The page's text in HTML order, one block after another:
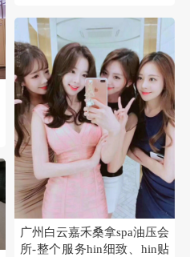
广州白云嘉禾桑拿spa油压会
所-整个服务hin细致、hin贴